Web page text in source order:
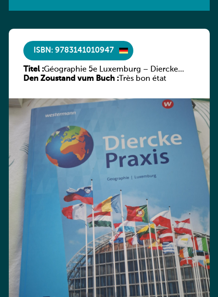
ISBN: 9783141010947
Titel :Géographie 5e Luxemburg – Diercke
Praxis
Den Zoustand vum Buch :Très bon état